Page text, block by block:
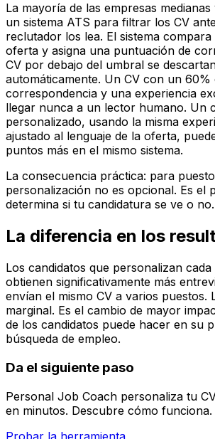
La mayoría de las empresas
un sistema ATS para filtrar los CV
reclutador los lea. El sistema
oferta y asigna una puntuación de
CV por debajo del umbral se
automáticamente. Un CV con un 60%
correspondencia y una experiencia
llegar nunca a un lector humano. Un
personalizado, usando la misma
ajustado al lenguaje de la oferta,
puntos más en el mismo sistema.
La consecuencia práctica: para
personalización no es opcional. Es el
determina si tu candidatura se ve o no.
La diferencia en los
Los candidatos que personalizan
obtienen significativamente más
envían el mismo CV a varios puestos.
marginal. Es el cambio de mayor
de los candidatos puede hacer en su
búsqueda de empleo.
Da el siguiente paso
Personal Job Coach personaliza tu
en minutos. Descubre cómo funciona.
Probar la herramienta